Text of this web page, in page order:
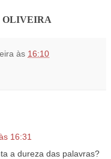
OLIVEIRA
às 16:10
16:31
a dureza das palavras?